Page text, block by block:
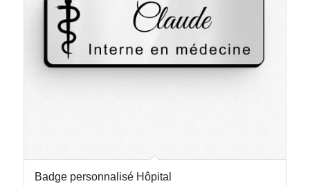
Badge personnalisé Hôpital